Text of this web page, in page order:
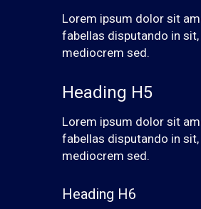
Lorem ipsum dolor sit
fabellas disputando in
mediocrem sed.
Heading H5
Lorem ipsum dolor sit
fabellas disputando in
mediocrem sed.
Heading H6